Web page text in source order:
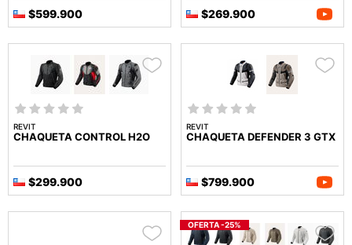
$599.900 $269.900
REVIT
CHAQUETA CONTROL H2O
$299.900
REVIT
CHAQUETA DEFENDER 3 GTX
$799.900
OFERTA -25%